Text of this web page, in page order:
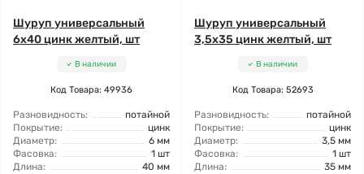
Шуруп универсальный
6x40 цинк желтый, шт
В наличии
Код Товара: 49936
Разновидность:
потайной
Покрытие:
цинк
Диаметр:
6 мм
Фасовка:
1 шт
Длина:
40 мм
Шуруп универсальный
3,5x35 цинк желтый, шт
В наличии
Код Товара: 52693
Разновидность:
потайной
Покрытие:
цинк
Диаметр:
3,5 мм
Фасовка:
1 шт
Длина:
35 мм